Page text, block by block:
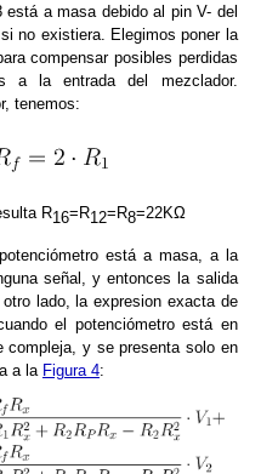
a masa debido al pin V- del
no existiera. Elegimos poner la
compensar posibles perdidas
a la entrada del mezclador.
tenemos:
R16=R12=R8=22KΩ
está a masa, a la
señal, y entonces la salida
lado, la expresion exacta de
el potenciómetro está en
compleja, y se presenta solo en
a la Figura 4: